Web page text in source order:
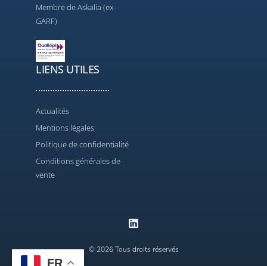
Membre de Askalia (ex-
GARF)
LIENS UTILES
Actualités
Mentions légales
Politique de confidentialité
Conditions générales de
vente
© 2026 Tous droits réservés
FR